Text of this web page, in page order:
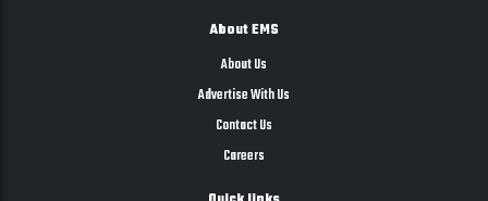
About EMS
About Us
Advertise With Us
Contact Us
Careers